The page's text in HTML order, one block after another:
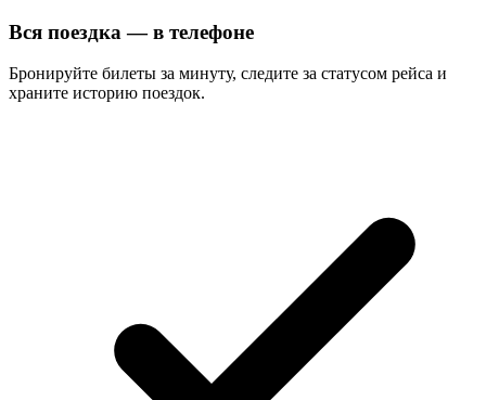
Вся поездка — в телефоне
Бронируйте билеты за минуту, следите за статусом рейса и
храните историю поездок.